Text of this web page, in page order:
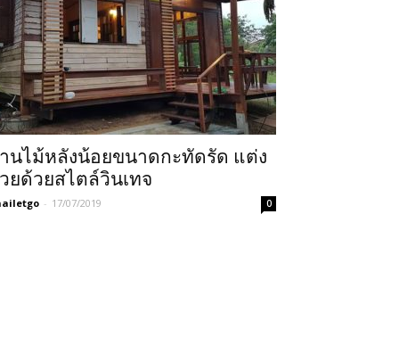
นไม้หลังน้อยขนาดกะทัดรัด แต่ง
ยด้วยสไตล์วินเทจ
- 17/07/2019 0